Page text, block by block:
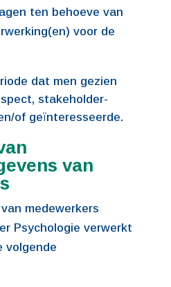
ten behoeve van
voor de
dat men gezien
stakeholder-
of geïnteresseerde.
van
medewerkers
Psychologie verwerkt
volgende